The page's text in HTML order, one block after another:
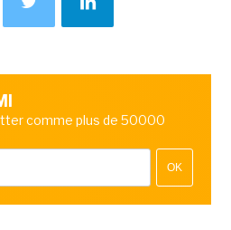
comme plus de 50000
OK